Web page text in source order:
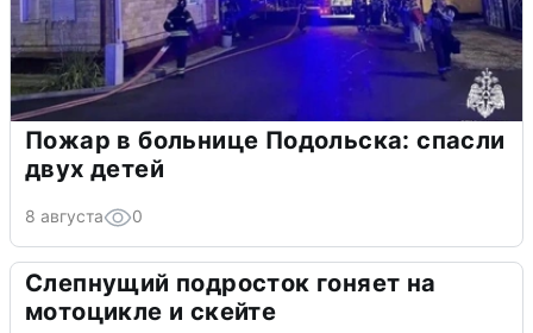
Пожар в больнице Подольска: спасли
двух детей
8 августа 0
Слепнущий подросток гоняет на
мотоцикле и скейте